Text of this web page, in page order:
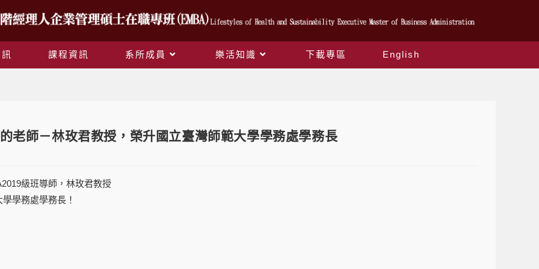
課程資訊 系所成員 樂活知識 下載專區 English
老師－林玫君教授，榮升國立臺灣師範大學學務處學務長
級班導師，林玫君教授
學務處學務長！